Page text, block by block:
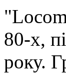
80-х,
року.